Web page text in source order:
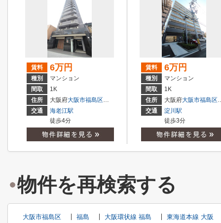
賃料 6万円
種別
マンション
間取
1K
住所
大阪府大阪市福島区海老江
７丁目
交通
海老江駅
徒歩4分
賃料 6万円
種別
マンション
間取
1K
住所
大阪府大阪市福島区
交通
淀川駅
徒歩3分
物件を再検索する
大阪市福島区 福島 大阪環状線 福島 東海道本線 大阪